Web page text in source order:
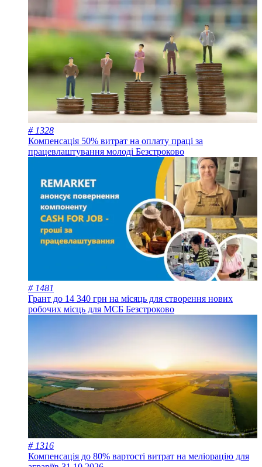
# 1328
Компенсація 50% витрат на оплату праці за
працевлаштування молоді Безстроково
# 1481
Грант до 14 340 грн на місяць для створення нових
робочих місць для МСБ Безстроково
# 1316
Компенсація до 80% вартості витрат на меліорацію для